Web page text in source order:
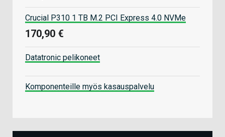
Crucial P310 1 TB M.2 PCI Express 4.0 NVMe
170,90 €
Datatronic pelikoneet
Komponenteille myös kasauspalvelu